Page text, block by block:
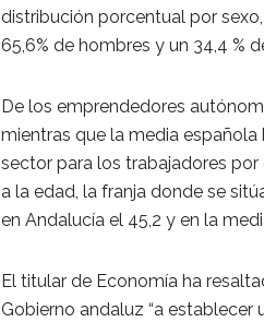
distribución porcentual por
65,6% de hombres y un 34,4 %
De los emprendedores
mientras que la media española
sector para los trabajadores por
a la edad, la franja donde se
en Andalucía el 45,2 y en la
El titular de Economía ha
Gobierno andaluz “a